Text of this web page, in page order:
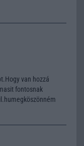
van hozzá
fontosnak